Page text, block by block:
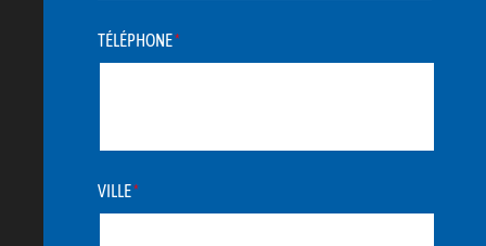
TÉLÉPHONE*
VILLE*